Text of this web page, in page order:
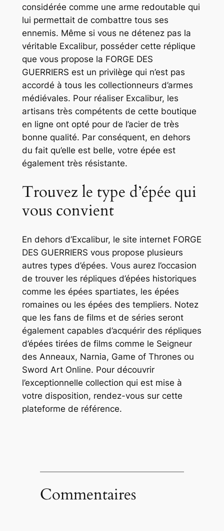
considérée comme une arme redoutable qui
lui permettait de combattre tous ses
ennemis. Même si vous ne détenez pas la
véritable Excalibur, posséder cette réplique
que vous propose la FORGE DES
GUERRIERS est un privilège qui n’est pas
accordé à tous les collectionneurs d’armes
médiévales. Pour réaliser Excalibur, les
artisans très compétents de cette boutique
en ligne ont opté pour de l’acier de très
bonne qualité. Par conséquent, en dehors
du fait qu’elle est belle, votre épée est
également très résistante.
Trouvez le type d’épée qui
vous convient
En dehors d’Excalibur, le site internet FORGE
DES GUERRIERS vous propose plusieurs
autres types d’épées. Vous aurez l’occasion
de trouver les répliques d’épées historiques
comme les épées spartiates, les épées
romaines ou les épées des templiers. Notez
que les fans de films et de séries seront
également capables d’acquérir des répliques
d’épées tirées de films comme le Seigneur
des Anneaux, Narnia, Game of Thrones ou
Sword Art Online. Pour découvrir
l’exceptionnelle collection qui est mise à
votre disposition, rendez-vous sur cette
plateforme de référence.
Commentaires